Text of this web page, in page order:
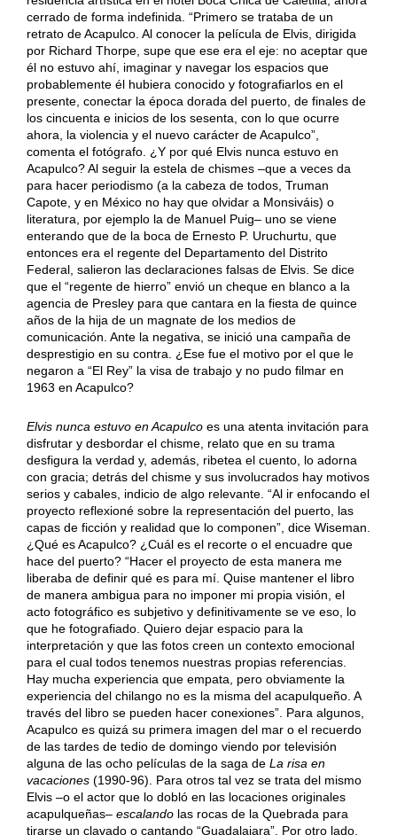
cerrado de forma indefinida. “Primero se trataba de un
retrato de Acapulco. Al conocer la película de Elvis, dirigida
por Richard Thorpe, supe que ese era el eje: no aceptar que
él no estuvo ahí, imaginar y navegar los espacios que
probablemente él hubiera conocido y fotografiarlos en el
presente, conectar la época dorada del puerto, de finales de
los cincuenta e inicios de los sesenta, con lo que ocurre
ahora, la violencia y el nuevo carácter de Acapulco”,
comenta el fotógrafo. ¿Y por qué Elvis nunca estuvo en
Acapulco? Al seguir la estela de chismes –que a veces da
para hacer periodismo (a la cabeza de todos, Truman
Capote, y en México no hay que olvidar a Monsiváis) o
literatura, por ejemplo la de Manuel Puig– uno se viene
enterando que de la boca de Ernesto P. Uruchurtu, que
entonces era el regente del Departamento del Distrito
Federal, salieron las declaraciones falsas de Elvis. Se dice
que el “regente de hierro” envió un cheque en blanco a la
agencia de Presley para que cantara en la fiesta de quince
años de la hija de un magnate de los medios de
comunicación. Ante la negativa, se inició una campaña de
desprestigio en su contra. ¿Ese fue el motivo por el que le
negaron a “El Rey” la visa de trabajo y no pudo filmar en
1963 en Acapulco?
Elvis nunca estuvo en Acapulcoes una atenta invitación para
disfrutar y desbordar el chisme, relato que en su trama
desfigura la verdad y, además, ribetea el cuento, lo adorna
con gracia; detrás del chisme y sus involucrados hay motivos
serios y cabales, indicio de algo relevante. “Al ir enfocando el
proyecto reflexioné sobre la representación del puerto, las
capas de ficción y realidad que lo componen”, dice Wiseman.
¿Qué es Acapulco? ¿Cuál es el recorte o el encuadre que
hace del puerto? “Hacer el proyecto de esta manera me
liberaba de definir qué es para mí. Quise mantener el libro
de manera ambigua para no imponer mi propia visión, el
acto fotográfico es subjetivo y definitivamente se ve eso, lo
que he fotografiado. Quiero dejar espacio para la
interpretación y que las fotos creen un contexto emocional
para el cual todos tenemos nuestras propias referencias.
Hay mucha experiencia que empata, pero obviamente la
experiencia del chilango no es la misma del acapulqueño. A
través del libro se pueden hacer conexiones”. Para algunos,
Acapulco es quizá su primera imagen del mar o el recuerdo
de las tardes de tedio de domingo viendo por televisión
alguna de las ocho películas de la saga de La risa en
vacaciones(1990-96). Para otros tal vez se trata del mismo
Elvis –o el actor que lo dobló en las locaciones originales
acapulqueñas– escalandolas rocas de la Quebrada para
tirarse un clavado o cantando “Guadalajara”. Por otro lado,